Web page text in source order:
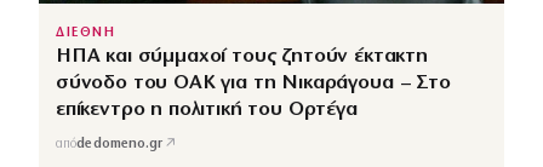
ΔΙΕΘΝΗ
ΗΠΑ και σύμμαχοί τους ζητούν έκτακτη
σύνοδο του ΟΑΚ για τη Νικαράγουα – Στο
επίκεντρο η πολιτική του Ορτέγα
απόdedomeno.gr ↗